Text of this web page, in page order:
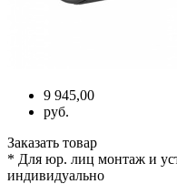
9 945,00
руб.
Заказать товар
* Для юр. лиц монтаж и
индивидуально